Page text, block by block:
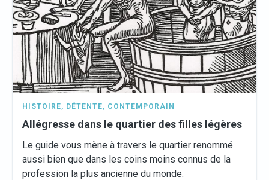
HISTOIRE, DÉTENTE, CONTEMPORAIN
Allégresse dans le quartier des filles légères
Le guide vous mène à travers le quartier renommé
aussi bien que dans les coins moins connus de la
profession la plus ancienne du monde.